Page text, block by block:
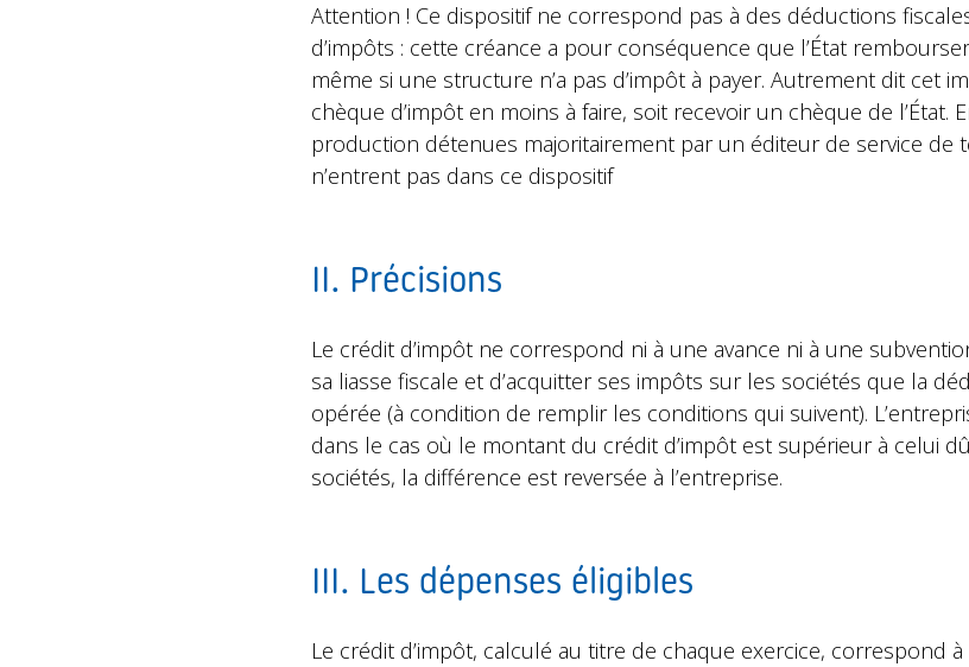
Attention ! Ce dispositif ne correspond pas à des déductions
d’impôts : cette créance a pour conséquence que l’État
même si une structure n’a pas d’impôt à payer. Autrement dit cet
chèque d’impôt en moins à faire, soit recevoir un chèque de l’État.
production détenues majoritairement par un éditeur de service de
n’entrent pas dans ce dispositif
II. Précisions
Le crédit d’impôt ne correspond ni à une avance ni à une
sa liasse fiscale et d’acquitter ses impôts sur les sociétés que la
opérée (à condition de remplir les conditions qui suivent).
dans le cas où le montant du crédit d’impôt est supérieur à celui
sociétés, la différence est reversée à l’entreprise.
III. Les dépenses éligibles
Le crédit d’impôt, calculé au titre de chaque exercice, correspond